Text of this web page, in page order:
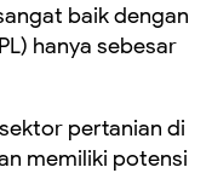
baik dengan
hanya sebesar
pertanian di
memiliki potensi